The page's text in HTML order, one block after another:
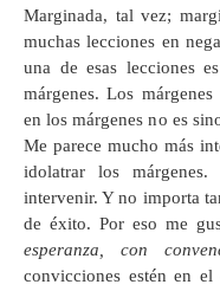
Marginada, tal vez;
muchas lecciones en
una de esas lecciones
márgenes. Los
en los márgenes no es
Me parece mucho más
idolatrar los
intervenir. Y no importa
de éxito. Por eso me
esperanza, con
convicciones estén en